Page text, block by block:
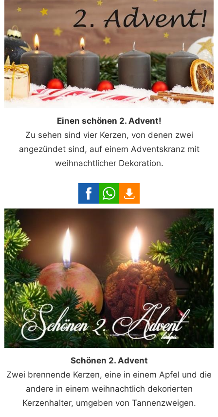
Einen schönen 2. Advent!
Zu sehen sind vier Kerzen, von denen zwei
angezündet sind, auf einem Adventskranz mit
weihnachtlicher Dekoration.
Schönen 2. Advent
Zwei brennende Kerzen, eine in einem Apfel und die
andere in einem weihnachtlich dekorierten
Kerzenhalter, umgeben von Tannenzweigen.